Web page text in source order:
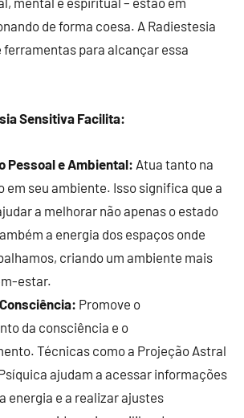
de forma coesa. A Radiestesia
para alcançar essa
Sensitiva Facilita:
Pessoal e Ambiental: Atua tanto na
em seu ambiente. Isso significa que a
a melhorar não apenas o estado
a energia dos espaços onde
criando um ambiente mais
estar.
Promove o
da consciência e o
Técnicas como a Projeção Astral
ajudam a acessar informações
energia e a realizar ajustes